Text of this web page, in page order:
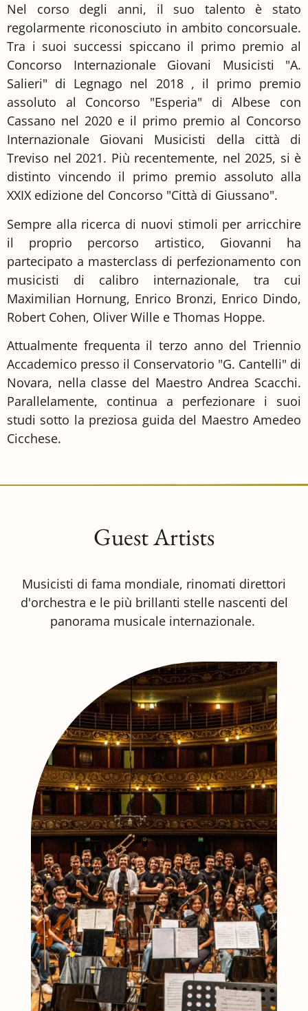
Nel corso degli anni, il suo talento è stato
regolarmente riconosciuto in ambito concorsuale.
Tra i suoi successi spiccano il primo premio al
Concorso Internazionale Giovani Musicisti "A.
Salieri" di Legnago nel 2018 , il primo premio
assoluto al Concorso "Esperia" di Albese con
Cassano nel 2020 e il primo premio al Concorso
Internazionale Giovani Musicisti della città di
Treviso nel 2021. Più recentemente, nel 2025, si è
distinto vincendo il primo premio assoluto alla
XXIX edizione del Concorso "Città di Giussano".
Sempre alla ricerca di nuovi stimoli per arricchire
il proprio percorso artistico, Giovanni ha
partecipato a masterclass di perfezionamento con
musicisti di calibro internazionale, tra cui
Maximilian Hornung, Enrico Bronzi, Enrico Dindo,
Robert Cohen, Oliver Wille e Thomas Hoppe.
Attualmente frequenta il terzo anno del Triennio
Accademico presso il Conservatorio "G. Cantelli" di
Novara, nella classe del Maestro Andrea Scacchi.
Parallelamente, continua a perfezionare i suoi
studi sotto la preziosa guida del Maestro Amedeo
Cicchese.
Guest Artists
Musicisti di fama mondiale, rinomati direttori
d'orchestra e le più brillanti stelle nascenti del
panorama musicale internazionale.